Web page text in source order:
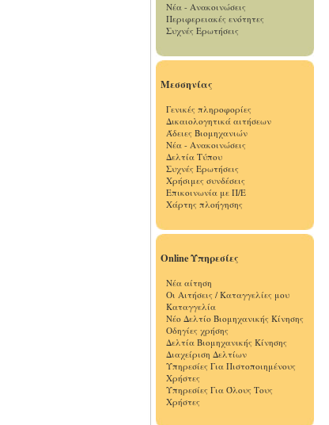
Νέα - Ανακοινώσεις
Περιφερειακές ενότητες
Συχνές Ερωτήσεις
Μεσσηνίας
Γενικές πληροφορίες
Δικαιολογητικά αιτήσεων
Άδειες Βιομηχανιών
Νέα - Ανακοινώσεις
Δελτία Τύπου
Συχνές Ερωτήσεις
Χρήσιμες συνδέσεις
Επικοινωνία με Π/Ε
Χάρτης πλοήγησης
Online Υπηρεσίες
Νέα αίτηση
Οι Αιτήσεις / Καταγγελίες μου
Καταγγελία
Νέο Δελτίο Βιομηχανικής Κίνησης
Οδηγίες χρήσης
Δελτία Βιομηχανικής Κίνησης
Διαχείριση Δελτίων
Υπηρεσίες Για Πιστοποιημένους
Χρήστες
Υπηρεσίες Για Όλους Τους
Χρήστες